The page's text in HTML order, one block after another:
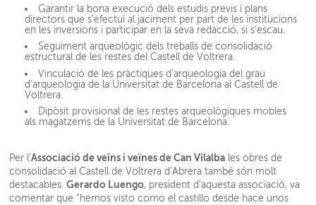
Garantir la bona execució dels estudis previs i plans
directors que s’efectuï al jaciment per part de les institucions
en les inversions i participar en la seva redacció, si s’escau.
Seguiment arqueològic dels treballs de consolidació
estructural de les restes del Castell de Voltrera.
Vinculació de les pràctiques d’arqueologia del grau
d’arqueologia de la Universitat de Barcelona al Castell de
Voltrera.
Dipòsit provisional de les restes arqueològiques mobles
als magatzems de la Universitat de Barcelona.
Per l’Associació de veïns i veïnes de Can Vilalba les obres de
consolidació al Castell de Voltrera d’Abrera també són molt
destacables.Gerardo Luengo, president d’aquesta associació, va
comentar que “hemos visto como el castillo desde hace unos